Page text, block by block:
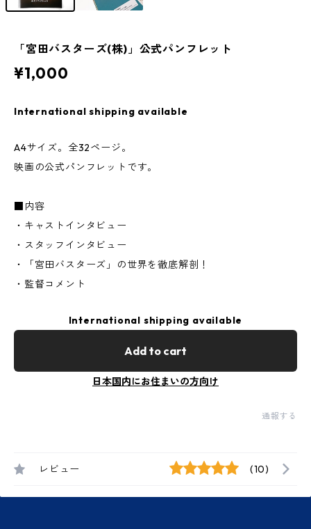
「宮田バスターズ(株)」公式パンフレット
¥1,000
International shipping available
A4サイズ。全32ページ。
映画の公式パンフレットです。
■内容
・キャストインタビュー
・スタッフインタビュー
・「宮田バスターズ」の世界を徹底解剖！
・監督コメント
International shipping available
Add to cart
日本国内にお住まいの方向け
通報する
レビュー (10)